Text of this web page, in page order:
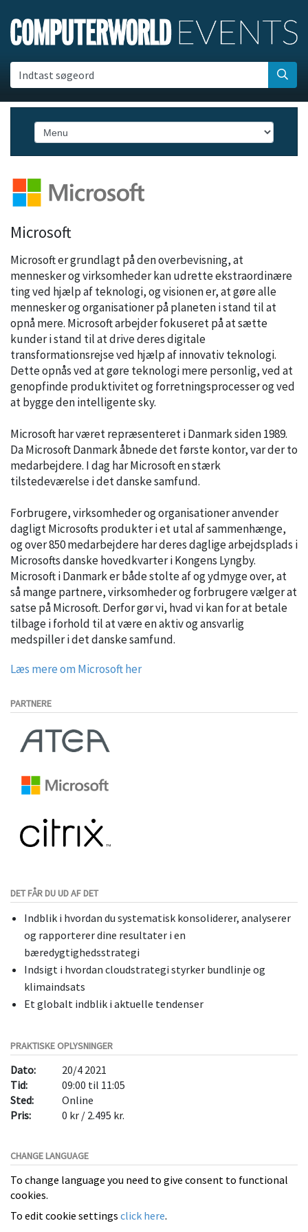
Indtast søgeord
Microsoft
Microsoft er grundlagt på den overbevisning, at
mennesker og virksomheder kan udrette ekstraordinære
ting ved hjælp af teknologi, og visionen er, at gøre alle
mennesker og organisationer på planeten i stand til at
opnå mere. Microsoft arbejder fokuseret på at sætte
kunder i stand til at drive deres digitale
transformationsrejse ved hjælp af innovativ teknologi.
Dette opnås ved at gøre teknologi mere personlig, ved at
genopfinde produktivitet og forretningsprocesser og ved
at bygge den intelligente sky.
Microsoft har været repræsenteret i Danmark siden 1989.
Da Microsoft Danmark åbnede det første kontor, var der to
medarbejdere. I dag har Microsoft en stærk
tilstedeværelse i det danske samfund.
Forbrugere, virksomheder og organisationer anvender
dagligt Microsofts produkter i et utal af sammenhænge,
og over 850 medarbejdere har deres daglige arbejdsplads i
Microsofts danske hovedkvarter i Kongens Lyngby.
Microsoft i Danmark er både stolte af og ydmyge over, at
så mange partnere, virksomheder og forbrugere vælger at
satse på Microsoft. Derfor gør vi, hvad vi kan for at betale
tilbage i forhold til at være en aktiv og ansvarlig
medspiller i det danske samfund.
Læs mere om Microsoft her
PARTNERE
DET FÅR DU UD AF DET
Indblik i hvordan du systematisk konsoliderer, analyserer
og rapporterer dine resultater i en
bæredygtighedsstrategi
Indsigt i hvordan cloudstrategi styrker bundlinje og
klimaindsats
Et globalt indblik i aktuelle tendenser
PRAKTISKE OPLYSNINGER
Dato:
20/4 2021
Tid:
09:00 til 11:05
Sted:
Online
Pris:
0 kr / 2.495 kr.
CHANGE LANGUAGE
To change language you need to give consent to functional
cookies.
To edit cookie settings click here.